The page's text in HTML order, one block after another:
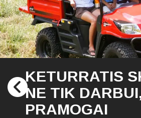
KETURRATIS
NE TIK
PRAMOGAI